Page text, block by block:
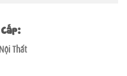
:
Thất